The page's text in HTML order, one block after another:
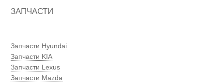
ЗАПЧАСТИ
Запчасти Hyundai
Запчасти KIA
Запчасти Lexus
Запчасти Mazda